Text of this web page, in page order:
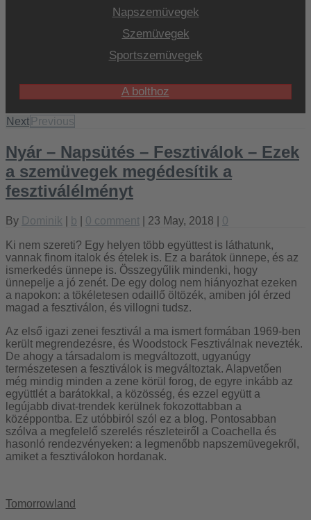
Napszemüvegek
Szemüvegek
Sportszemüvegek
A bolthoz
Next Previous
Nyár – Napsütés – Fesztiválok – Ezek
a szemüvegek megédesítik a
fesztiválélményt
By Dominik b 0 comment | 23 May, 2018 | 0
Ki nem szereti? Egy helyen több együttest is láthatunk,
vannak finom italok és ételek is. Ez a barátok ünnepe, és az
ismerkedés ünnepe is. Összegyűlik mindenki, hogy
ünnepelje a jó zenét. De egy dolog nem hiányozhat ezeken
a napokon: a tökéletesen odaillő öltözék, amiben jól érzed
magad a fesztiválon, és villogni tudsz.
Az első igazi zenei fesztivál a ma ismert formában 1969-ben
került megrendezésre, és Woodstock Fesztiválnak nevezték.
De ahogy a társadalom is megváltozott, ugyanúgy
természetesen a fesztiválok is megváltoztak. Alapvetően
még mindig minden a zene körül forog, de egyre inkább az
együttlét a barátokkal, a közösség, és ezzel együtt a
legújabb divat-trendek kerülnek fokozottabban a
középpontba. Ez utóbbiról szól ez a blog. Pontosabban
szólva a megfelelő szerelés részleteiről a Coachella és
hasonló rendezvényeken: a legmenőbb napszemüvegekről,
amiket a fesztiválokon hordanak.
Tomorrowland